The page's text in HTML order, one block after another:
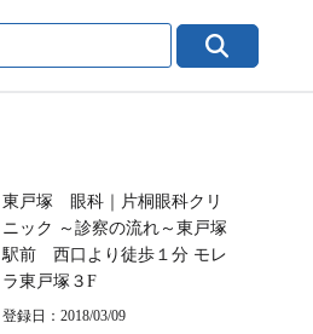
東戸塚 眼科｜片桐眼科クリ
ニック ～診察の流れ～東戸塚
駅前 西口より徒歩１分 モレ
ラ東戸塚３F
登録日：2018/03/09